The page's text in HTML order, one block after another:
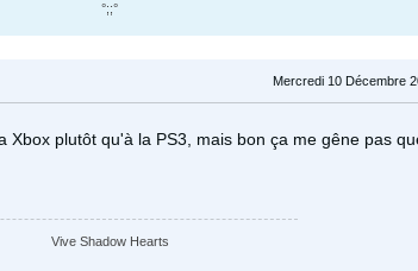
°;;°
Mercredi 10 Décembre
Xbox plutôt qu'à la PS3, mais bon ça me gêne pas
Vive Shadow Hearts